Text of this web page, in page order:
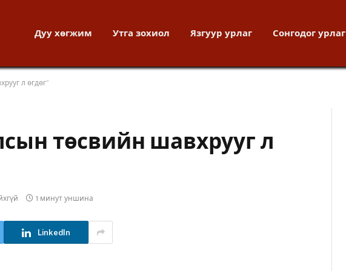
Дуу хөгжим Утга зохиол Язгуур урлаг Сонгодог урлаг
л өгдөг”
төсвийн шавхрууг л
1 минут уншина
LinkedIn